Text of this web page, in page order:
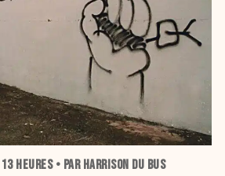
13 HEURES• PAR HARRISON DU BUS